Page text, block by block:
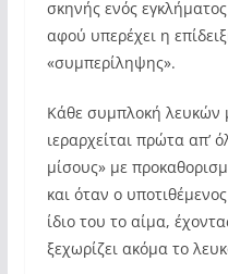
σκηνής ενός
αφού υπερέχει η
«συμπερίληψης».
Κάθε συμπλοκή λευκών
ιεραρχείται πρώτα απ’
μίσους» με
και όταν ο
ίδιο του το αίμα,
ξεχωρίζει ακόμα το